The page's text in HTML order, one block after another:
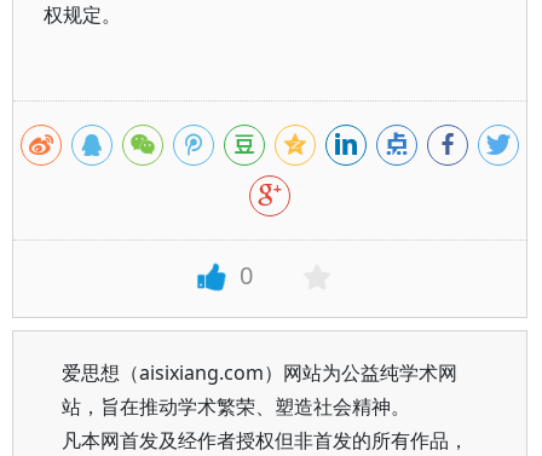
权规定。
0
爱思想（aisixiang.com）网站为公益纯学术网
站，旨在推动学术繁荣、塑造社会精神。
凡本网首发及经作者授权但非首发的所有作品，